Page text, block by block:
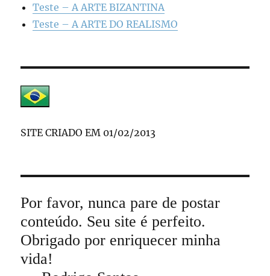
Teste – A ARTE BIZANTINA
Teste – A ARTE DO REALISMO
SITE CRIADO EM 01/02/2013
Por favor, nunca pare de postar
conteúdo. Seu site é perfeito.
Obrigado por enriquecer minha
vida!